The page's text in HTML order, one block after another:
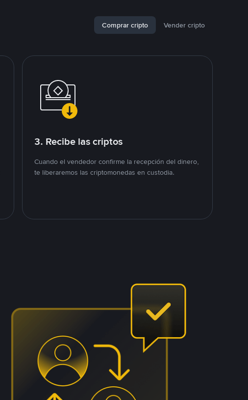
Comprar cripto Vender cripto
3. Recibe las criptos
Cuando el vendedor confirme la recepción del dinero,
te liberaremos las criptomonedas en custodia.